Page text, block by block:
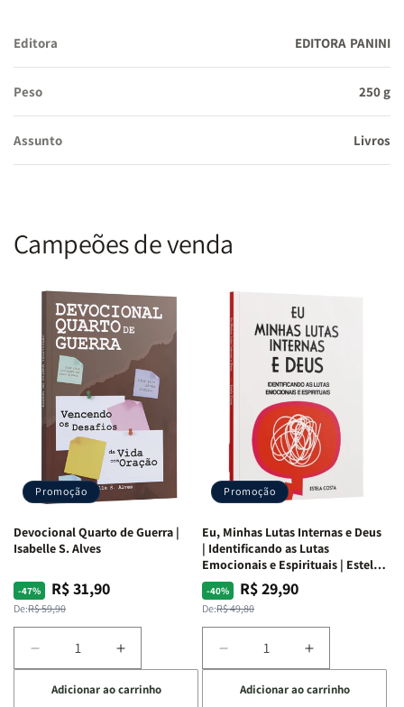
Editora EDITORA PANINI
Peso 250 g
Assunto Livros
Campeões de venda
Promoção
Devocional Quarto de Guerra |
Isabelle S. Alves
-47%
Preço
normal
De:R$ 59,90
Preço
promocional
R$ 31,90
Diminuir
a
quantidade
Aumentar
a
quantidade
Adicionar ao carrinho
Promoção
Eu, Minhas Lutas Internas e Deus
| Identificando as Lutas
Emocionais e Espirituais | Estela
Costa
-40%
Preço
normal
De:R$ 49,80
Preço
promocional
R$ 29,90
Diminuir
a
quantidade
Aumentar
a
quantidade
Adicionar ao carrinho